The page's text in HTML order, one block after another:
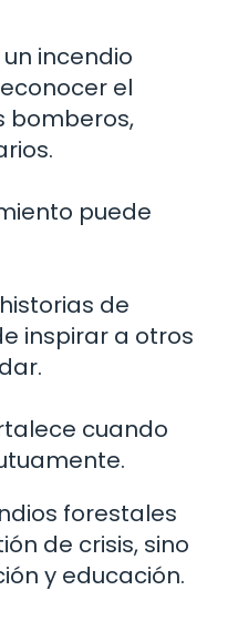
incendio
el
bomberos,
puede
de
inspirar a otros
cuando
forestales
de crisis, sino
y educación.